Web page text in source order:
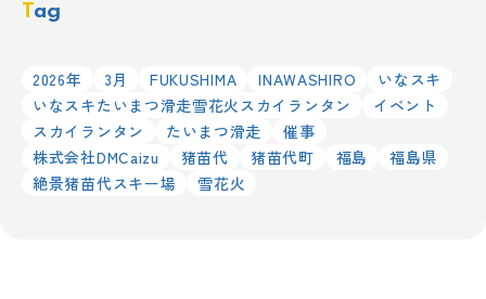
Tag
2026年 3月 FUKUSHIMA INAWASHIRO
いなスキ
いなスキたいまつ滑走雪花火スカイランタン
イベント
スカイランタン
たいまつ滑走
催事
株式会社DMCaizu
猪苗代 猪苗代町 福島
福島県
絶景猪苗代スキー場
雪花火